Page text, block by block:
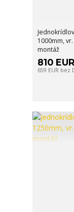
1000mm,
montáž
810
659 EUR bez